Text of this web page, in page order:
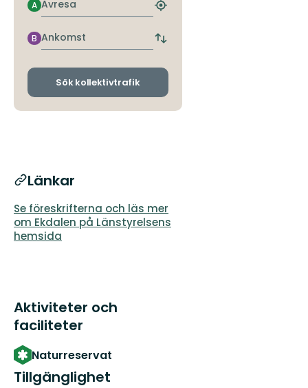
Avresa
A
Hitta
hållplats
Ankomst
B
Byt
och
Sök kollektivtrafik
Länkar
Se föreskrifterna och läs mer
om Ekdalen på Länstyrelsens
hemsida
Aktiviteter och
faciliteter
Naturreservat
Tillgänglighet